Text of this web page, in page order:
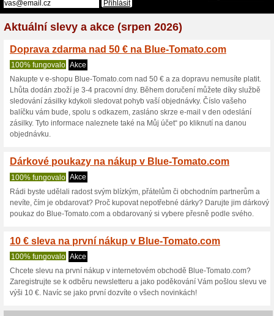
Hlavní strana > B> Blue-
Blue-
3 aktuální nabídky 2
Pokračovat na
Získávejte upozornění na
kupóny do tohoto obchodu.